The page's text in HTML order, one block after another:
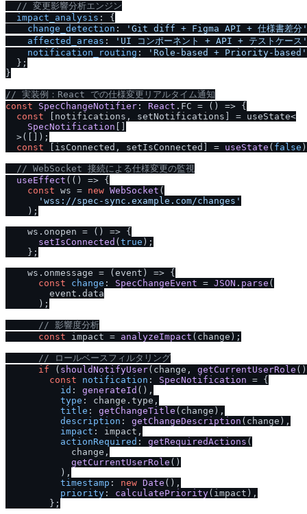
/ / 変更影響分析エンジン
impact_analysis : {
change_detection :
'Git diff + Figma API + 仕様書差分'
affected_areas :
'UI コンポーネント + API + テストケース'
notification_routing :
'Role-based + Priority-based'
  };
}
/ / 実装例：React での仕様変更リアルタイム通知
const
SpecChangeNotifier : React . FC = () => {
const [notifications, setNotifications] = useState<
SpecNotification
  >([]);
const [isConnected, setIsConnected] = useState ( false
/ / WebSocket 接続による仕様変更の監視
useEffect ( () => {
const ws = new WebSocket (
'wss: / /spec-sync.example.com/changes'
    );
    ws.
onopen = () => {
setIsConnected ( true );
    };
    ws.
onmessage = ( event ) => {
const
change : SpecChangeEvent = JSON . parse (
        event.
data
      );
/ / 影響度分析
const impact = analyzeImpact (change);
/ / ロールベースフィルタリング
if ( shouldNotifyUser(change, getCurrentUserRole
const
notification : SpecNotification = {
id : generateId (),
type : change. type ,
title : getChangeTitle (change),
description : getChangeDescription (change),
impact : impact,
actionRequired : getRequiredActions (
            change,
getCurrentUserRole ()
          ),
timestamp : new Date (),
priority : calculatePriority(impact),
        };